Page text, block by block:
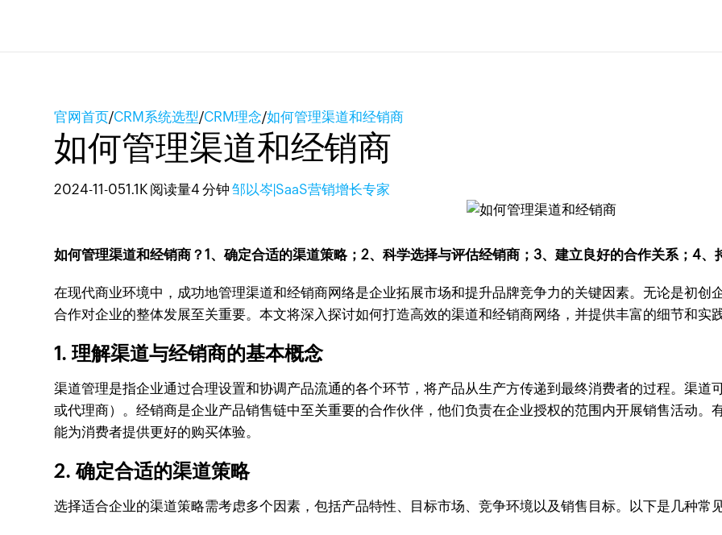
官网首页/CRM系统选型/CRM理念/如何管理渠道和经销商
如何管理渠道和经销商
2024-11-051.1K 阅读量4 分钟 邹以岑|SaaS营销增长专家
如何管理渠道和经销商？1、确定合适的渠道策略；2、科学选择与评估经销商；3、建立良好的合作关系；4、
在现代商业环境中，成功地管理渠道和经销商网络是企业拓展市场和提升品牌竞争力的关键因素。无论是初创
合作对企业的整体发展至关重要。本文将深入探讨如何打造高效的渠道和经销商网络，并提供丰富的细节和实
1. 理解渠道与经销商的基本概念
渠道管理是指企业通过合理设置和协调产品流通的各个环节，将产品从生产方传递到最终消费者的过程。渠道
或代理商）。经销商是企业产品销售链中至关重要的合作伙伴，他们负责在企业授权的范围内开展销售活动。
能为消费者提供更好的购买体验。
2. 确定合适的渠道策略
选择适合企业的渠道策略需考虑多个因素，包括产品特性、目标市场、竞争环境以及销售目标。以下是几种常